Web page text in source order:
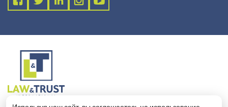
2003 - 2025 LANDT LEGAL LLP